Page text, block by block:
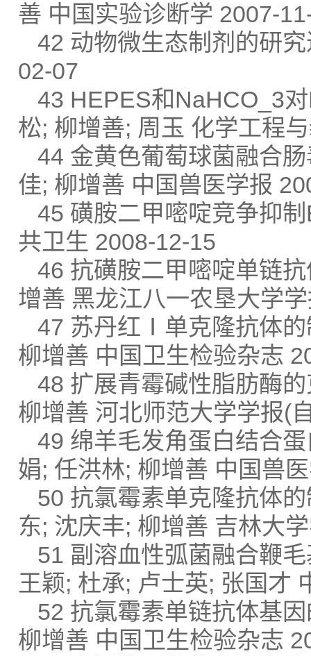
善 中国实验诊断学 2007-
42 动物微生态制剂的研
02-07
43 HEPES和NaHCO_3
松; 柳增善; 周玉 化学工程
44 金黄色葡萄球菌融合
佳; 柳增善 中国兽医学报
45 磺胺二甲嘧啶竞争抑
共卫生 2008-12-15
46 抗磺胺二甲嘧啶单链
增善 黑龙江八一农垦大学
47 苏丹红Ⅰ单克隆抗体的
柳增善 中国卫生检验杂志
48 扩展青霉碱性脂肪酶
柳增善 河北师范大学学报(
49 绵羊毛发角蛋白结合
娟; 任洪林; 柳增善 中国兽
50 抗氯霉素单克隆抗体
东; 沈庆丰; 柳增善 吉林大
51 副溶血性弧菌融合鞭
王颖; 杜承; 卢士英; 张国才
52 抗氯霉素单链抗体基
柳增善 中国卫生检验杂志